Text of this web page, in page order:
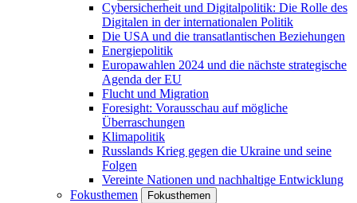
Cybersicherheit und Digitalpolitik: Die Rolle des
Digitalen in der internationalen Politik
Die USA und die transatlantischen Beziehungen
Energiepolitik
Europawahlen 2024 und die nächste strategische
Agenda der EU
Flucht und Migration
Foresight: Vorausschau auf mögliche
Überraschungen
Klimapolitik
Russlands Krieg gegen die Ukraine und seine
Folgen
Vereinte Nationen und nachhaltige Entwicklung
Fokusthemen
Fokusthemen